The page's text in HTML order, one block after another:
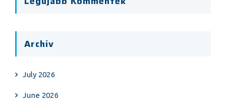
Archív
July 2026
June 2026